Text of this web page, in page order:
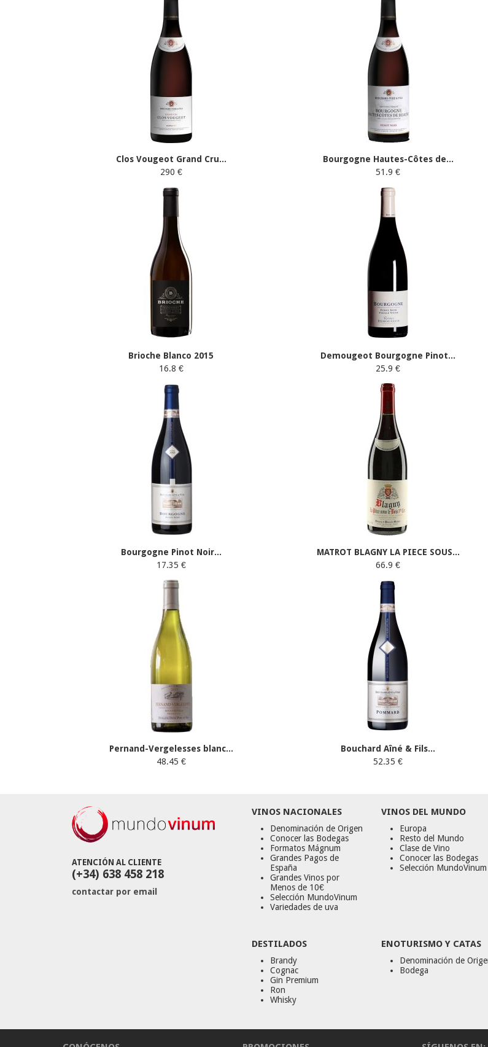
Clos Vougeot Grand Cru...
290 €
Bourgogne Hautes-Côtes de...
51.9 €
Brioche Blanco 2015
16.8 €
Demougeot Bourgogne Pinot...
25.9 €
Bourgogne Pinot Noir...
17.35 €
MATROT BLAGNY LA PIECE SOUS...
66.9 €
Pernand-Vergelesses blanc...
48.45 €
Bouchard Aîné & Fils...
52.35 €
ATENCIÓN AL CLIENTE
(+34) 638 458 218
contactar por email
VINOS NACIONALES
Denominación de Origen
Conocer las Bodegas
Formatos Mágnum
Grandes Pagos de
España
Grandes Vinos por
Menos de 10€
Selección MundoVinum
Variedades de uva
VINOS DEL MUNDO
Europa
Resto del Mundo
Clase de Vino
Conocer las Bodegas
Selección MundoVinum
DESTILADOS
Brandy
Cognac
Gin Premium
Ron
Whisky
ENOTURISMO Y CATAS
Denominación de
Bodega